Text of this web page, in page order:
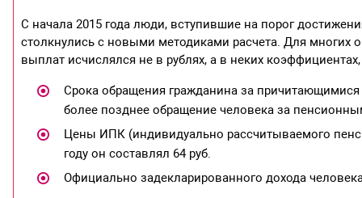
С начала 2015 года люди, вступившие на порог
столкнулись с новыми методиками расчета. Для
выплат исчислялся не в рублях, а в неких
Срока обращения гражданина за причитающимися
более позднее обращение человека за
Цены ИПК (индивидуально рассчитываемого
году он составлял 64 руб.
Официально задекларированного дохода